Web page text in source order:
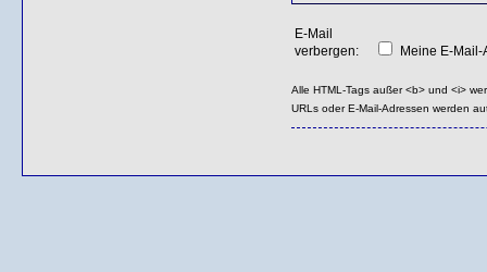
E-Mail
verbergen:
Meine E-
Alle HTML-Tags außer <b> und <i>
URLs oder E-Mail-Adressen werden